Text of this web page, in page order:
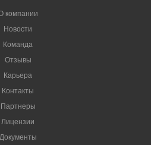
компании
Новости
Команда
Отзывы
Карьера
Контакты
Партнеры
Лицензии
Документы